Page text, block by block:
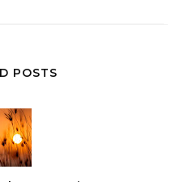
POSTS